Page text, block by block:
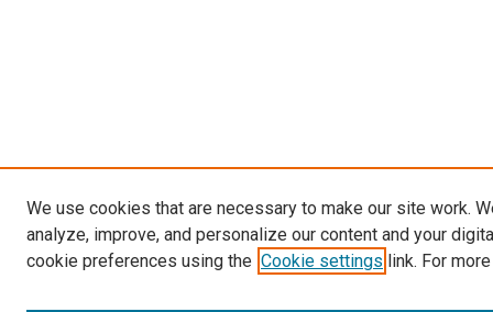
We use cookies that are necessary to make our site work.
analyze, improve, and personalize our content and your
cookie preferences using the Cookie settings link. For